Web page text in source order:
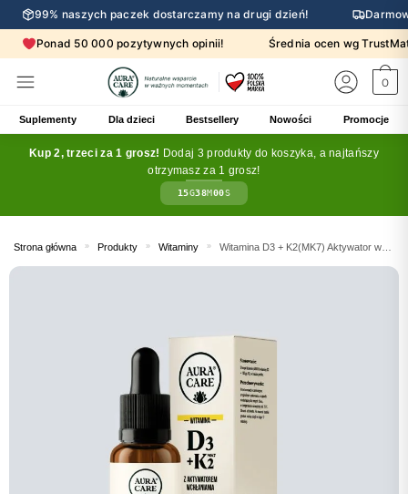
99% naszych paczek dostarczamy na drugi dzień!
Ponad 50 000 pozytywnych opinii! Średnia ocen wg
0
Suplementy Dla dzieci Bestsellery Nowości Promocje
Kup 2, trzeci za 1 grosz! Dodaj 3 produkty do koszyka, a najtańszy
otrzymasz za 1 grosz!
15G37M58S
Strona główna » Produkty » Witaminy » Witamina D3 + K2(MK7) Aktywator wchłaniania Witaminy Aura Care